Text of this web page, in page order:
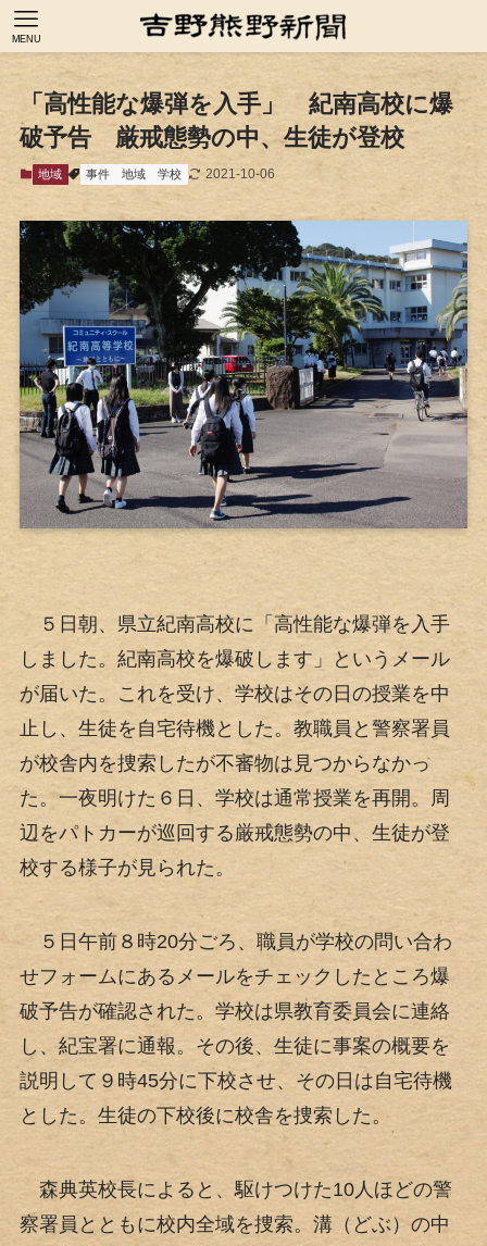
MENU
「高性能な爆弾を入手」 紀南高校に爆
破予告 厳戒態勢の中、生徒が登校
地域 事件 地域 学校 2021-10-06
５日朝、県立紀南高校に「高性能な爆弾を入手
しました。紀南高校を爆破します」というメール
が届いた。これを受け、学校はその日の授業を中
止し、生徒を自宅待機とした。教職員と警察署員
が校舎内を捜索したが不審物は見つからなかっ
た。一夜明けた６日、学校は通常授業を再開。周
辺をパトカーが巡回する厳戒態勢の中、生徒が登
校する様子が見られた。
５日午前８時20分ごろ、職員が学校の問い合わ
せフォームにあるメールをチェックしたところ爆
破予告が確認された。学校は県教育委員会に連絡
し、紀宝署に通報。その後、生徒に事案の概要を
説明して９時45分に下校させ、その日は自宅待機
とした。生徒の下校後に校舎を捜索した。
森典英校長によると、駆けつけた10人ほどの警
察署員とともに校内全域を捜索。溝（どぶ）の中